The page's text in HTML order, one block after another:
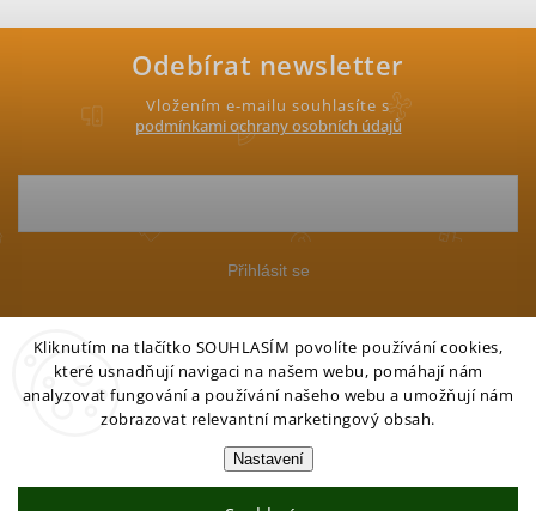
Kliknutím na tlačítko SOUHLASÍM povolíte používání cookies,
které usnadňují navigaci na našem webu, pomáhají nám
analyzovat fungování a používání našeho webu a umožňují nám
zobrazovat relevantní marketingový obsah.
Nastavení
Odebírat newsletter
Vložením e-mailu souhlasíte s
podmínkami ochrany osobních údajů
Přihlásit se
Vytvořil Shoptet
Petgo.cz. Všechna práva vyhrazena.